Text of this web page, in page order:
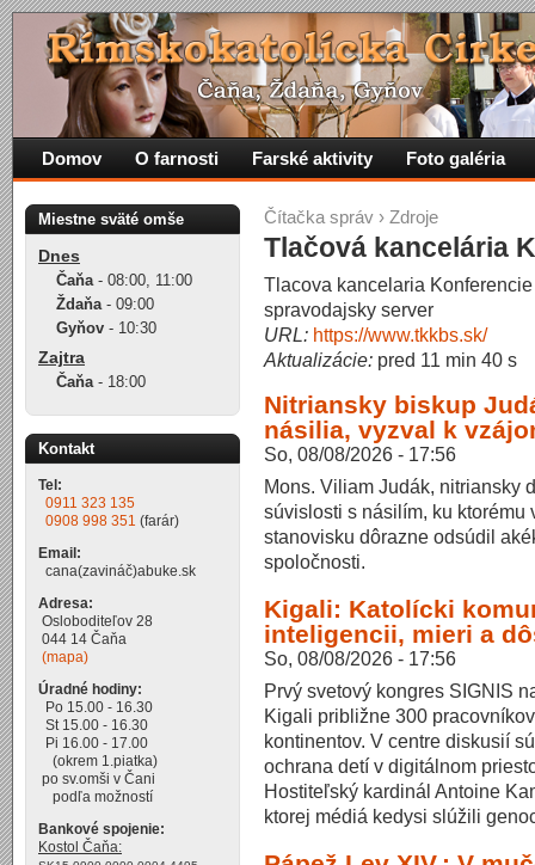
Čítačka správ › Zdroje
Tlačová kancelária
Tlacova kancelaria
spravodajsky server
URL: https://www.tkkbs.sk/
Aktualizácie: pred 11 min 40 s
Nitriansky biskup
násilia, vyzval k
So, 08/08/2026 - 17:56
Mons. Viliam Judák, nitriansky
súvislosti s násilím, ku ktorému
stanovisku dôrazne odsúdil
spoločnosti.
Kigali: Katolícki
inteligencii, mieri a
So, 08/08/2026 - 17:56
Prvý svetový kongres SIGNIS
Kigali približne 300
kontinentov. V centre diskusií
ochrana detí v digitálnom
Hostiteľský kardinál Antoine
ktorej médiá kedysi slúžili
Domov O farnosti Farské aktivity Foto galéria
Miestne sväté omše
Dnes
Čaňa- 08:00, 11:00
Ždaňa- 09:00
Gyňov - 10:30
Zajtra
Čaňa- 18:00
Kontakt
Tel:
0911 323 135
0908 998 351 (farár)
Email:
cana(zavináč)abuke.sk
Adresa:
Osloboditeľov 28
044 14 Čaňa
(mapa)
Úradné hodiny:
Po 15.00 - 16.30
St 15.00 - 16.30
Pi 16.00 - 17.00
(okrem 1.piatka)
po sv.omši v Čani
podľa možností
Bankové spojenie:
Kostol Čaňa: